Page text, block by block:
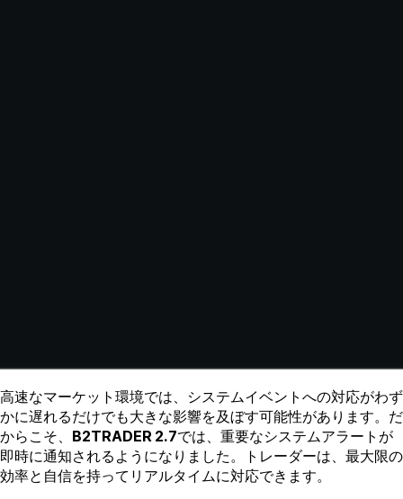
高速なマーケット環境では、システムイベントへの対応がわず
かに遅れるだけでも大きな影響を及ぼす可能性があります。だ
からこそ、 B2TRADER 2.7では、重要なシステムアラートが
即時に通知されるようになりました。トレーダーは、最大限の
効率と自信を持ってリアルタイムに対応できます。